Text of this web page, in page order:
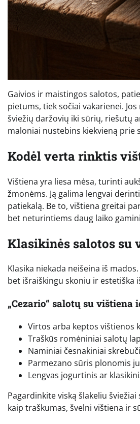
Gaivios ir maistingos salotos,
pietums, tiek sočiai vakarienei.
šviežių daržovių iki sūrių, riešutų
maloniai nustebins kiekvieną prie
Kodėl verta rinktis
Vištiena yra liesa mėsa, turinti
žmonėms. Ją galima lengvai
patiekalą. Be to, vištiena greitai
bet neturintiems daug laiko
Klasikinės salotos su
Klasika niekada neišeina iš
bet išraiškingu skoniu ir estetiška
„Cezario“ salotų su vištiena
Virtos arba keptos vištienos
Traškūs romėniniai salotų
Naminiai česnakiniai
Parmezano sūris plonomis
Lengvas jogurtinis ar
Pagardinkite viską šlakeliu
kaip traškumas, švelni vištiena ir